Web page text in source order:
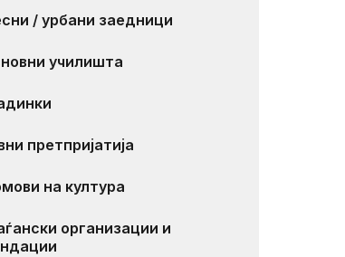
/ урбани заедници
училишта
претпријатија
на култура
организации и